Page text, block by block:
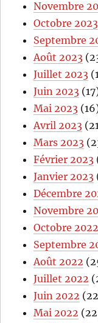
Novembre
Octobre 2023
Septembre
Août 2023
Juillet 2023
Juin 2023
Mai 2023
Avril 2023
Mars 2023
Février 2023
Janvier 2023
Décembre
Novembre
Octobre 2022
Septembre
Août 2022
Juillet 2022
Juin 2022
Mai 2022